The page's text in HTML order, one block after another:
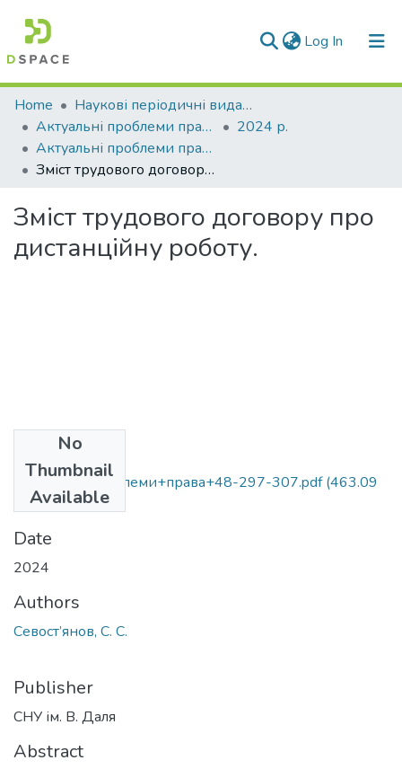
Log In (current)
Communities & Collections
All of DSpace
Statistics
Home
Наукові періодичні видання СНУ ім. В. Даля
Актуальні проблеми права: теорія і практика
2024 р.
Актуальні проблеми права: теорія і практика № 2 (48) (2024)
Зміст трудового договору про дистанційну роботу.
Зміст трудового договору про
дистанційну роботу.
No
Thumbnail
Available
Актуальні+проблеми+права+48-297-307.pdf(463.09
KB)
Date
2024
Authors
Севост’янов, С. С.
Publisher
СНУ ім. В. Даля
Abstract